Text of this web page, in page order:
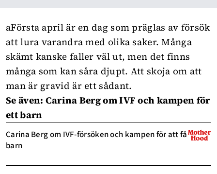
aFörsta april är en dag som präglas av försök
att lura varandra med olika saker. Många
skämt kanske faller väl ut, men det finns
många som kan såra djupt. Att skoja om att
man är gravid är ett sådant.
Se även: Carina Berg om IVF och kampen för
ett barn
Carina Berg om IVF-försöken och kampen för att få
barn